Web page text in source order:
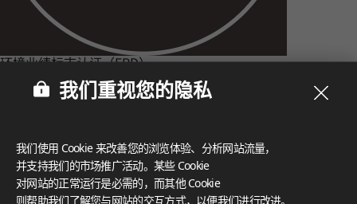
环境业绩标志认证（EPD）
环境业绩标志认证（EPD）从生命周期的角度透明地报告有关产
品环境性能的客观数据。LX Hausys致力于通过在产品的整个生
命周期（从产品规划和制造到使用后回收）进行环境影响分析来
我们重视您的隐私
我们使用 Cookie 来改善您的浏览体验、分析网站流量，
并支持我们的市场推广活动。某些 Cookie
对网站的正常运行是必需的，而其他 Cookie
则帮助我们了解您与网站的交互方式，以便我们进行改进。